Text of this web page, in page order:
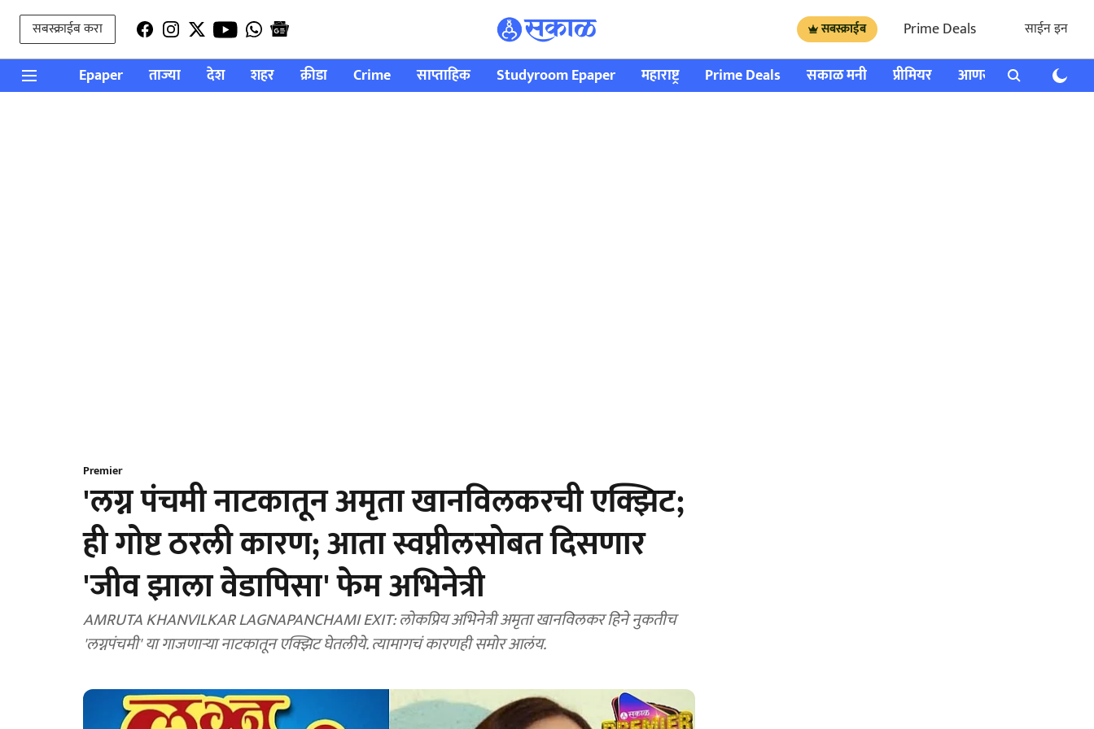
सबस्क्राईब करा सबस्क्राईब Prime Deals साईन इन
Epaper ताज्या देश शहर क्रीडा Crime साप्ताहिक Studyroom Epaper महाराष्ट्र Prime Deals सकाळ मनी प्रीमियर आणखी राशी भविष्य
Premier
'लग्न पंचमी नाटकातून अमृता खानविलकरची एक्झिट;
ही गोष्ट ठरली कारण; आता स्वप्नीलसोबत दिसणार
'जीव झाला वेडापिसा' फेम अभिनेत्री
AMRUTA KHANVILKAR LAGNAPANCHAMI EXIT: लोकप्रिय अभिनेत्री अमृता खानविलकर हिने नुकतीच
'लग्नपंचमी' या गाजणाऱ्या नाटकातून एक्झिट घेतलीये. त्यामागचं कारणही समोर आलंय.